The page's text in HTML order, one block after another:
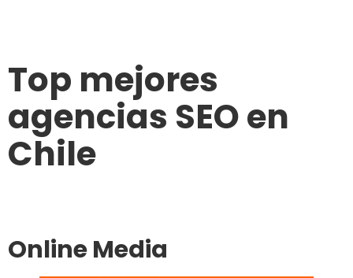
Top mejores
agencias SEO en
Chile
​Online Media